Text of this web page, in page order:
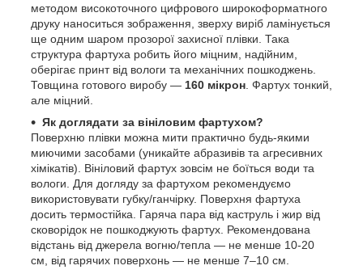
методом високоточного цифрового широкоформатного
друку наноситься зображення, зверху виріб ламінується
ще одним шаром прозорої захисної плівки. Така
структура фартуха робить його міцним, надійним,
оберігає принт від вологи та механічних пошкоджень.
Товщина готового виробу — 160 мікрон . Фартух тонкий,
але міцний.
Як доглядати за вініловим фартухом?
Поверхню плівки можна мити практично будь-якими
миючими засобами (уникайте абразивів та агресивних
хімікатів). Вініловий фартух зовсім не боїться води та
вологи. Для догляду за фартухом рекомендуємо
використовувати губку/ганчірку. Поверхня фартуха
досить термостійка. Гаряча пара від каструль і жир від
сковорідок не пошкоджують фартух. Рекомендована
відстань від джерела вогню/тепла — не менше 10-20
см, від гарячих поверхонь — не менше 7–10 см.